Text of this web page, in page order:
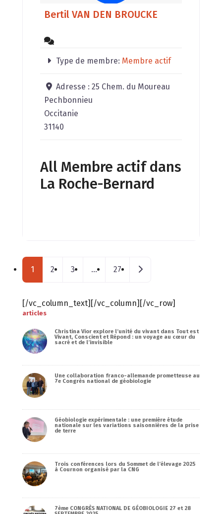
Bertil VAN DEN BROUCKE
Type de membre: Membre actif
Adresse :25 Chem. du Moureau
Pechbonnieu
Occitanie
31140
All Membre actif dans
La Roche-Bernard
Posts navigation
1 2 3 … 27 Messages plus anciens
[/vc_column_text][/vc_column][/vc_row]
articles
Christina Vior explore l’unité du vivant dans Tout est
Vivant, Conscient et Répond : un voyage au cœur du
sacré et de l’invisible
Une collaboration franco-allemande prometteuse au
7e Congrès national de géobiologie
Géobiologie expérimentale : une première étude
nationale sur les variations saisonnières de la prise
de terre
Trois conférences lors du Sommet de l’élevage 2025
à Cournon organisé par la CNG
7ème CONGRÈS NATIONAL DE GÉOBIOLOGIE 27 et 28